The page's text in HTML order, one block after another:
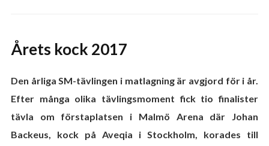
Årets kock 2017
Den årliga SM-tävlingen i matlagning är avgjord för i år.
Efter många olika tävlingsmoment fick tio finalister
tävla om förstaplatsen i Malmö Arena där Johan
Backeus, kock på Aveqia i Stockholm, korades till